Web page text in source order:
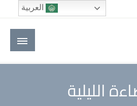
الفنادق في العالم العربي
الليلية
العربية